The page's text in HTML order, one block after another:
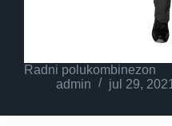
Radni polukombinezon
admin
jul 29, 2021